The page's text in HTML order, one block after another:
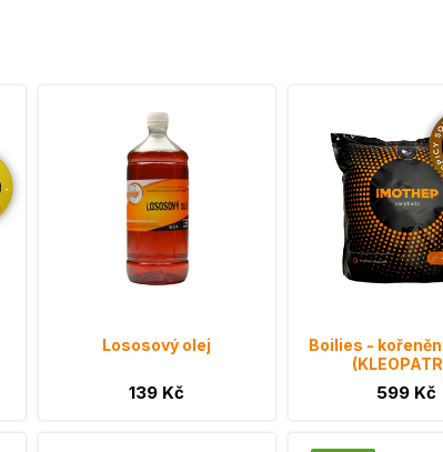
Lososový olej
139 Kč
Boilies -
599 Kč